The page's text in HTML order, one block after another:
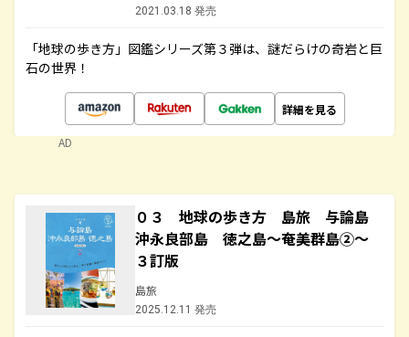
2021.03.18 発売
「地球の歩き方」図鑑シリーズ第３弾は、謎だらけの奇岩と巨
石の世界！
詳細を見る
AD
０３ 地球の歩き方 島旅 与論島
沖永良部島 徳之島～奄美群島②～
３訂版
島旅
2025.12.11 発売